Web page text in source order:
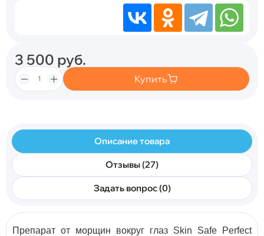
3 500 руб.
Купить
Описание товара
Отзывы (27)
Задать вопрос (0)
Препарат от морщин вокруг глаз Skin Safe Perfect